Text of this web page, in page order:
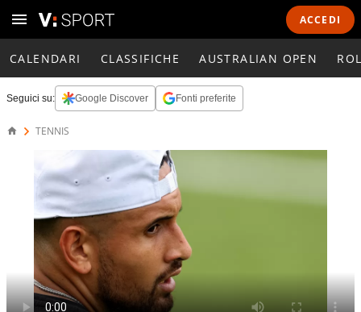
ACCEDI
CALENDARI CLASSIFICHE AUSTRALIAN OPEN
Seguici su: Google Discover Fonti preferite
TENNIS